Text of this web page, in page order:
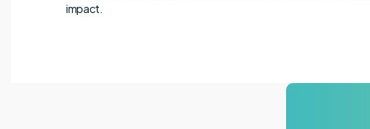
impact.